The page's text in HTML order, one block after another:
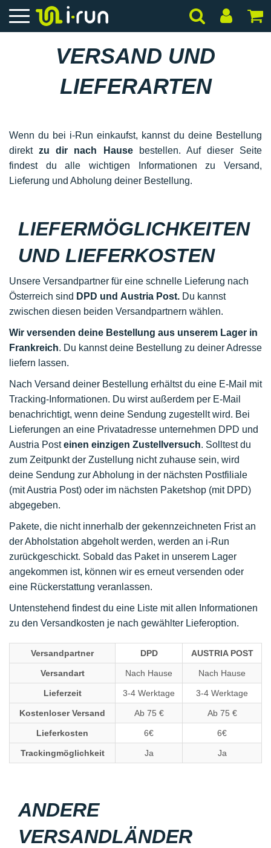
VERSAND UND
LIEFERARTEN
Wenn du bei i-Run einkaufst, kannst du deine Bestellung
direktzu dir nach Hausebestellen. Auf dieser Seite
findest du alle wichtigen Informationen zu Versand,
Lieferung und Abholung deiner Bestellung.
LIEFERMÖGLICHKEITEN
UND LIEFERKOSTEN
Unsere Versandpartner für eine schnelle Lieferung nach
Österreich sind DPD und Austria Post. Du kannst
zwischen diesen beiden Versandpartnern wählen.
Wir versenden deine Bestellung aus unserem Lager in
Frankreich. Du kannst deine Bestellung zu deiner Adresse
liefern lassen.
Nach Versand deiner Bestellung erhältst du eine E-Mail mit
Tracking-Informationen. Du wirst außerdem per E-Mail
benachrichtigt, wenn deine Sendung zugestellt wird. Bei
Lieferungen an eine Privatadresse unternehmen DPD und
Austria Posteinen einzigen Zustellversuch. Solltest du
zum Zeitpunkt der Zustellung nicht zuhause sein, wird
deine Sendung zur Abholung in der nächsten Postfiliale
(mit Austria Post) oder im nächsten Paketshop (mit DPD)
abgegeben.
Pakete, die nicht innerhalb der gekennzeichneten Frist an
der Abholstation abgeholt werden, werden an i-Run
zurückgeschickt. Sobald das Paket in unserem Lager
angekommen ist, können wir es erneut versenden oder
eine Rückerstattung veranlassen.
Untenstehend findest du eine Liste mit allen Informationen
zu den Versandkosten je nach gewählter Lieferoption.
Versandpartner DPD AUSTRIA POST
Versandart Nach Hause Nach Hause
Lieferzeit 3-4 Werktage 3-4 Werktage
Kostenloser Versand Ab 75 € Ab 75 €
Lieferkosten 6€ 6€
Trackingmöglichkeit Ja Ja
ANDERE
VERSANDLÄNDER